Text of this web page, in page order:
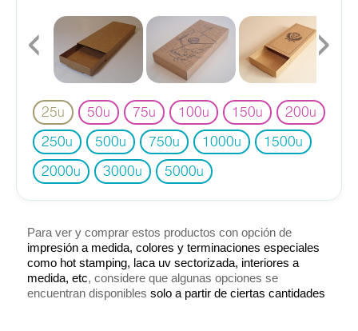
‹ ›
25u 50u 75u 100u 150u 200u
250u 500u 750u 1000u 1500u
2000u 3000u 5000u
Para ver y comprar estos productos con opción de
impresión a medida, colores y terminaciones especiales
como hot stamping, laca uv sectorizada, interiores a
medida, etc, considere que algunas opciones se
encuentran disponibles solo a partir de ciertas cantidades